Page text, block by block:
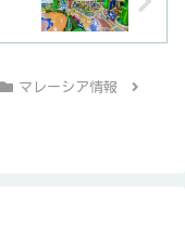
マレーシア情報